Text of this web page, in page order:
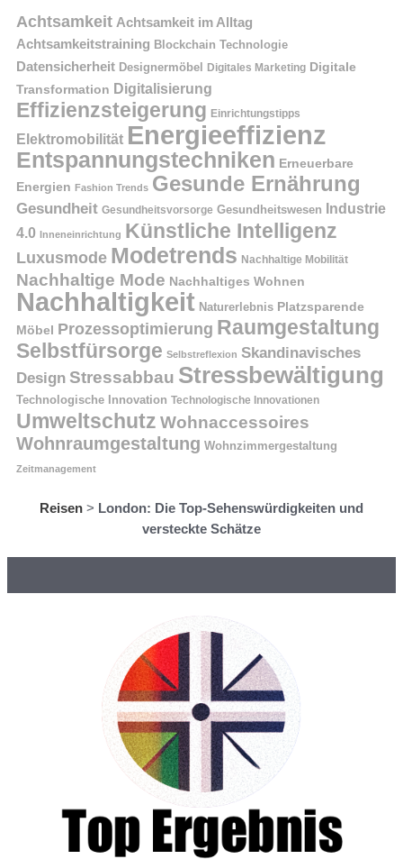
Achtsamkeit Achtsamkeit im Alltag
Achtsamkeitstraining Blockchain Technologie
Datensicherheit Designermöbel Digitales Marketing Digitale
Transformation Digitalisierung
Effizienzsteigerung Einrichtungstipps
Elektromobilität Energieeffizienz
Entspannungstechniken Erneuerbare
Energien Fashion Trends Gesunde Ernährung
Gesundheit Gesundheitsvorsorge Gesundheitswesen Industrie
4.0 Inneneinrichtung Künstliche Intelligenz
Luxusmode Modetrends Nachhaltige Mobilität
Nachhaltige Mode Nachhaltiges Wohnen
Nachhaltigkeit Naturerlebnis Platzsparende
Möbel
Prozessoptimierung Raumgestaltung
Selbstfürsorge Selbstreflexion Skandinavisches
Design Stressabbau Stressbewältigung
Technologische Innovation Technologische Innovationen
Umweltschutz Wohnaccessoires
Wohnraumgestaltung Wohnzimmergestaltung
Zeitmanagement
Reisen > London: Die Top-Sehenswürdigkeiten und
versteckte Schätze